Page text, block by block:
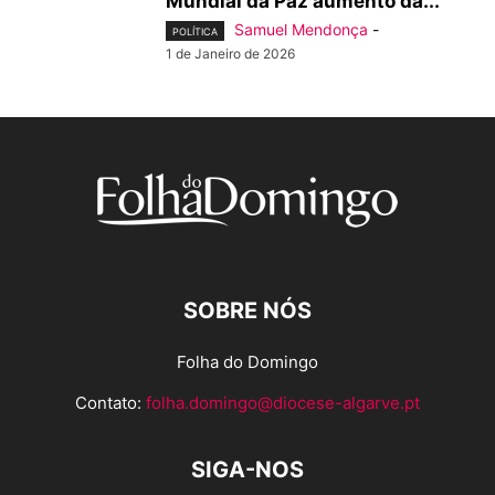
POLÍTICA Samuel Mendonça -
1 de Janeiro de 2026
SOBRE NÓS
Folha do Domingo
Contato: folha.domingo@diocese-algarve.pt
SIGA-NOS